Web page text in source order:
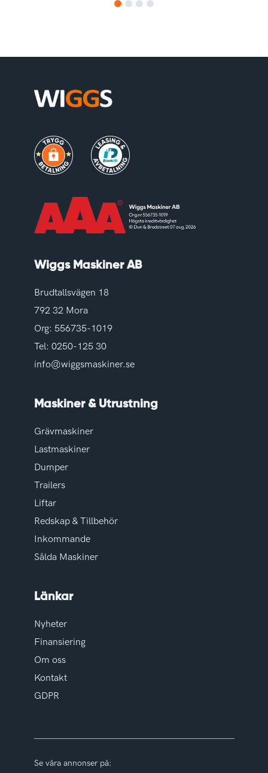
4
Wiggs Maskiner AB
Brudtallsvägen 18
792 32 Mora
Org: 556735-1019
Tel: 0250-125 30
info@wiggsmaskiner.se
Maskiner & Utrustning
Grävmaskiner
Lastmaskiner
Dumper
Trailers
Liftar
Redskap & Tillbehör
Inkommande
Sålda Maskiner
Länkar
Nyheter
Finansiering
Om oss
Kontakt
GDPR
Se våra annonser på: